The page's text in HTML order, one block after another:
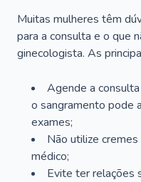
Muitas mulheres têm
para a consulta e o que
ginecologista. As
Agende a
o sangramento pode
exames;
Não utilize
médico;
Evite ter relações